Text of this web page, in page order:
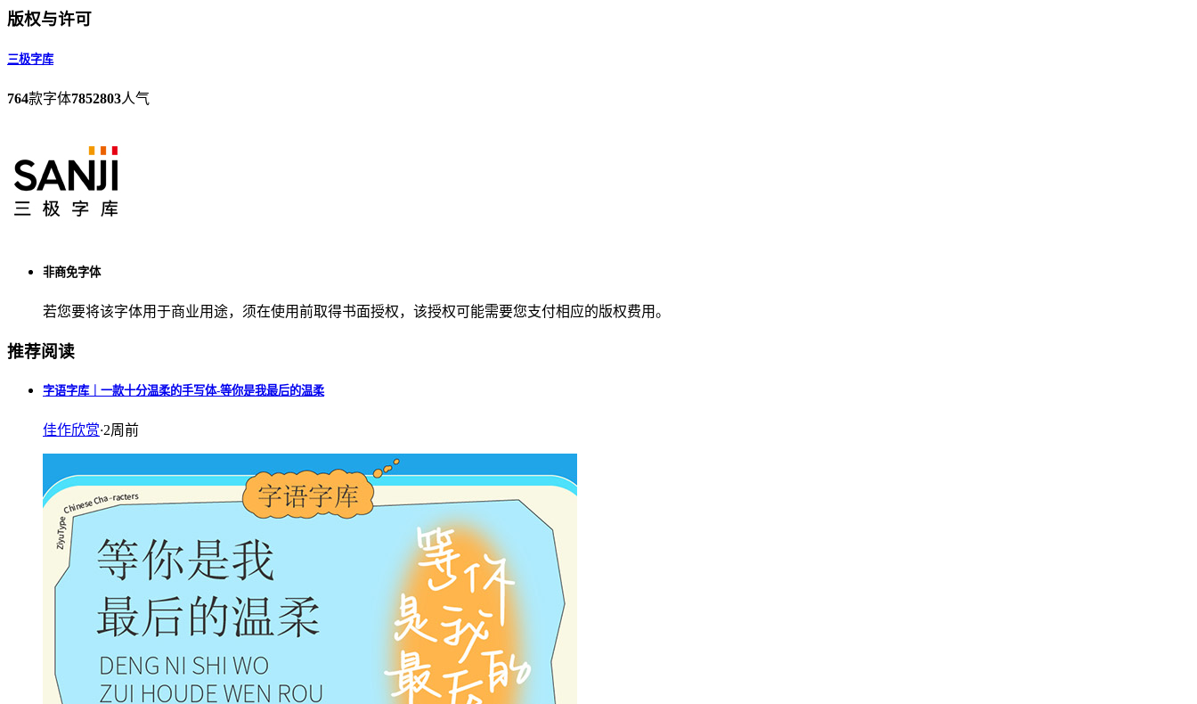
版权与许可
三极字库
764款字体7852803人气
非商免字体
若您要将该字体用于商业用途，须在使用前取得书面授权，该授权可能需要您支付相应的版权费用。
推荐阅读
字语字库｜一款十分温柔的手写体-等你是我最后的温柔
佳作欣赏·2周前